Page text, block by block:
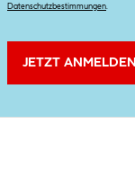
Datenschutzbestimmungen
JETZT ANMELDEN